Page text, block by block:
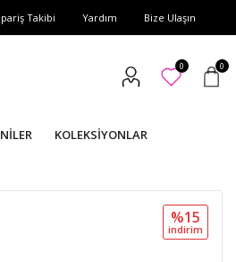
Takibi Yardım Bize Ulaşın
0 0
KOLEKSİYONLAR
%15
i̇ndi̇ri̇m